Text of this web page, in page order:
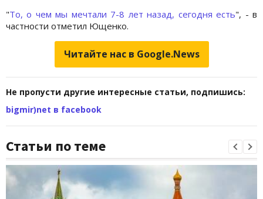
"То, о чем мы мечтали 7-8 лет назад, сегодня есть", - в
частности отметил Ющенко.
Читайте нас в Google.News
Не пропусти другие интересные статьи, подпишись:
bigmir)net в facebook
Статьи по теме